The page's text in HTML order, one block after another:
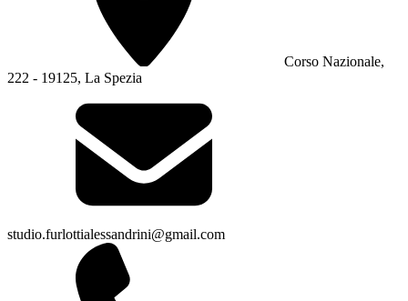
Corso Nazionale,
222 - 19125, La Spezia
studio.furlottialessandrini@gmail.com